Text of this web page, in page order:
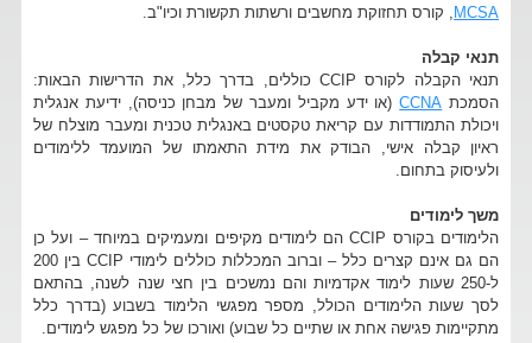
MCSA
, קורס תחזוקת מחשבים ורשתות תקשורת וכיו"ב.
תנאי קבלה
תנאי הקבלה לקורס CCIP כוללים, בדרך כלל, את הדרישות הבאות:
הסמכת CCNA(או ידע מקביל ומעבר של מבחן כניסה), ידיעת אנגלית
ויכולת התמודדות עם קריאת טקסטים באנגלית טכנית ומעבר מוצלח של
ראיון קבלה אישי, הבודק את מידת התאמתו של המועמד ללימודים
ולעיסוק בתחום.
משך לימודים
הלימודים בקורס CCIP הם לימודים מקיפים ומעמיקים במיוחד – ועל כן
הם גם אינם קצרים כלל – וברוב המכללות כוללים לימודי CCIP בין 200
ל-250 שעות לימוד אקדמיות והם נמשכים בין חצי שנה לשנה, בהתאם
לסך שעות הלימודים הכולל, מספר מפגשי הלימוד בשבוע (בדרך כלל
מתקיימות פגישה אחת או שתיים כל שבוע) ואורכו של כל מפגש לימודים.